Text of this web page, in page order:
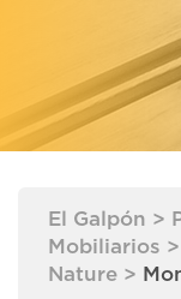
El Galpón >
Mobiliarios >
Nature >